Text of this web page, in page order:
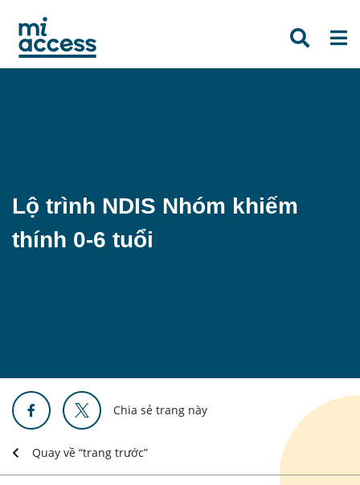
main
content
Lộ trình NDIS Nhóm khiếm
thính 0-6 tuổi
Chia sẻ trang này
Quay về “trang trước”